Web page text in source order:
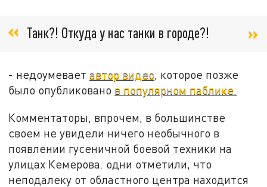
Танк?! Откуда у нас танки в городе?!
- недоумеваетавтор видео, которое позже
было опубликовано в популярном паблике.
Комментаторы, впрочем, в большинстве
своем не увидели ничего необычного в
появлении гусеничной боевой техники на
улицах Кемерова. одни отметили, что
неподалеку от областного центра находится